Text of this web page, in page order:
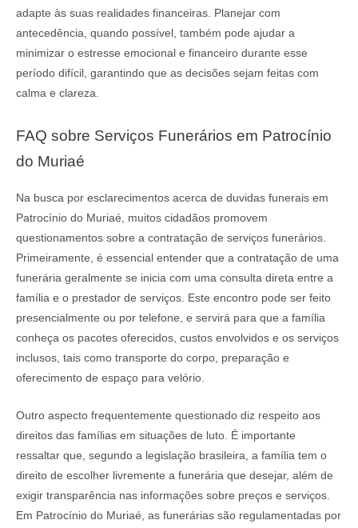
adapte às suas realidades financeiras. Planejar com
antecedência, quando possível, também pode ajudar a
minimizar o estresse emocional e financeiro durante esse
período difícil, garantindo que as decisões sejam feitas com
calma e clareza.
FAQ sobre Serviços Funerários em Patrocínio
do Muriaé
Na busca por esclarecimentos acerca de duvidas funerais em
Patrocínio do Muriaé, muitos cidadãos promovem
questionamentos sobre a contratação de serviços funerários.
Primeiramente, é essencial entender que a contratação de uma
funerária geralmente se inicia com uma consulta direta entre a
família e o prestador de serviços. Este encontro pode ser feito
presencialmente ou por telefone, e servirá para que a família
conheça os pacotes oferecidos, custos envolvidos e os serviços
inclusos, tais como transporte do corpo, preparação e
oferecimento de espaço para velório.
Outro aspecto frequentemente questionado diz respeito aos
direitos das famílias em situações de luto. É importante
ressaltar que, segundo a legislação brasileira, a família tem o
direito de escolher livremente a funerária que desejar, além de
exigir transparência nas informações sobre preços e serviços.
Em Patrocínio do Muriaé, as funerárias são regulamentadas por